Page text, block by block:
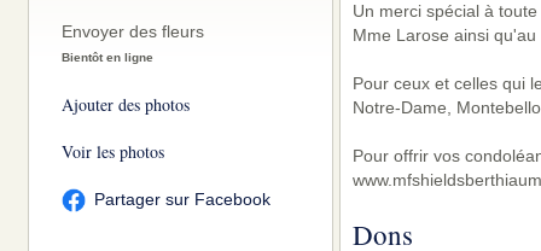
Envoyer des fleurs
Bientôt en ligne
Ajouter des photos
Voir les photos
Partager sur Facebook
Un merci spécial à
Mme Larose ainsi
Pour ceux et celles qui
Notre-Dame,
Pour offrir vos
Dons